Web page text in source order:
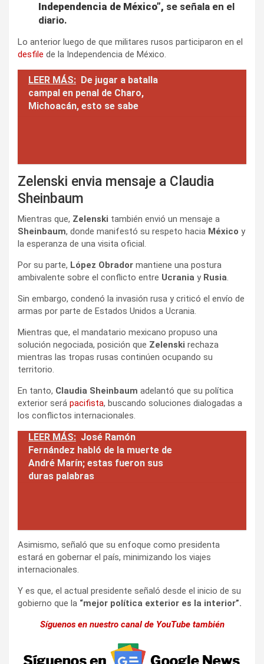
Independencia de México”, se señala en el
diario.
Lo anterior luego de que militares rusos participaron en el
desfile de la Independencia de México.
LEER MÁS: De jugar a batalla
campal en penal de Charo,
Michoacán, esto se sabe
Zelenski envia mensaje a Claudia
Sheinbaum
Mientras que, Zelenski también envió un mensaje a
Sheinbaum, donde manifestó su respeto hacia México y
la esperanza de una visita oficial.
Por su parte, López Obrador mantiene una postura
ambivalente sobre el conflicto entre Ucrania y Rusia.
Sin embargo, condenó la invasión rusa y criticó el envío de
armas por parte de Estados Unidos a Ucrania.
Mientras que, el mandatario mexicano propuso una
solución negociada, posición que Zelenski rechaza
mientras las tropas rusas continúen ocupando su
territorio.
En tanto, Claudia Sheinbaum adelantó que su política
exterior será pacifista, buscando soluciones dialogadas a
los conflictos internacionales.
LEER MÁS: José Ramón
Fernández habló de la muerte de
André Marín; estas fueron sus
duras palabras
Asimismo, señaló que su enfoque como presidenta
estará en gobernar el país, minimizando los viajes
internacionales.
Y es que, el actual presidente señaló desde el inicio de su
gobierno que la “mejor política exterior es la interior”.
Síguenos en nuestro canal de YouTube también